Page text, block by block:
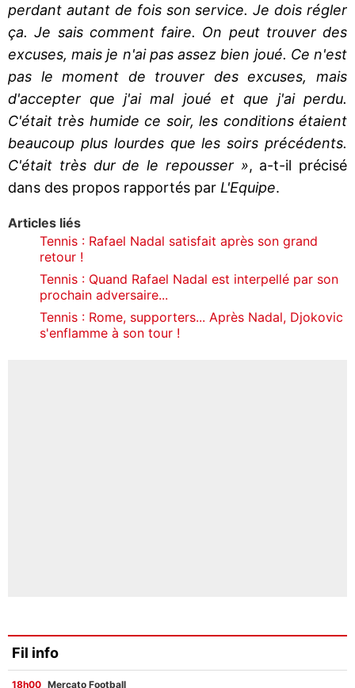
perdant autant de fois son service. Je dois régler
ça. Je sais comment faire. On peut trouver des
excuses, mais je n'ai pas assez bien joué. Ce n'est
pas le moment de trouver des excuses, mais
d'accepter que j'ai mal joué et que j'ai perdu.
C'était très humide ce soir, les conditions étaient
beaucoup plus lourdes que les soirs précédents.
C'était très dur de le repousser », a-t-il précisé
dans des propos rapportés par L'Equipe.
Articles liés
Tennis : Rafael Nadal satisfait après son grand
retour !
Tennis : Quand Rafael Nadal est interpellé par son
prochain adversaire...
Tennis : Rome, supporters... Après Nadal, Djokovic
s'enflamme à son tour !
Fil info
18h00 Mercato Football